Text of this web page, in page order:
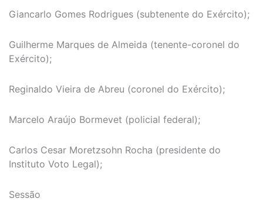
Giancarlo Gomes Rodrigues (subtenente do Exército);
Guilherme Marques de Almeida (tenente-coronel do
Exército);
Reginaldo Vieira de Abreu (coronel do Exército);
Marcelo Araújo Bormevet (policial federal);
Carlos Cesar Moretzsohn Rocha (presidente do
Instituto Voto Legal);
Sessão